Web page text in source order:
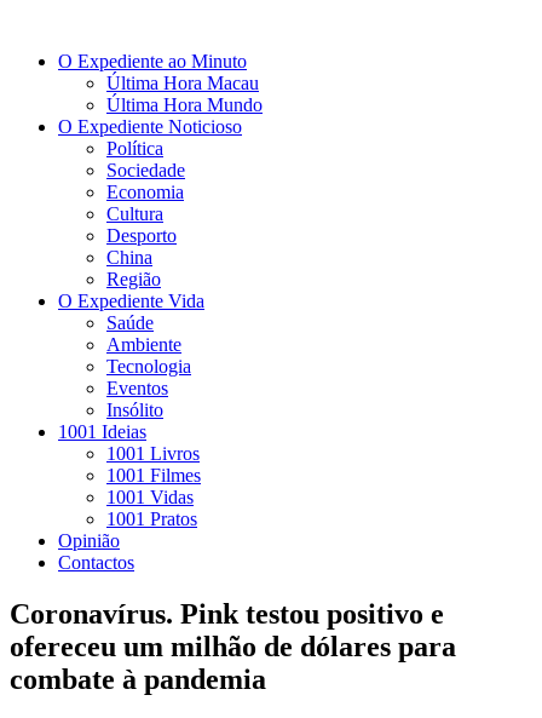
O Expediente ao Minuto
Última Hora Macau
Última Hora Mundo
O Expediente Noticioso
Política
Sociedade
Economia
Cultura
Desporto
China
Região
O Expediente Vida
Saúde
Ambiente
Tecnologia
Eventos
Insólito
1001 Ideias
1001 Livros
1001 Filmes
1001 Vidas
1001 Pratos
Opinião
Contactos
Coronavírus. Pink testou positivo e
ofereceu um milhão de dólares para
combate à pandemia